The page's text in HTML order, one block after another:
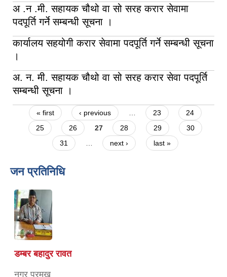
अ .न .मी. सहायक चौथो वा सो सरह करार सेवामा
पदपूर्ति गर्ने सम्बन्धी सूचना ।
कार्यालय सहयोगी करार सेवामा पदपूर्ति गर्ने सम्बन्धी सूचना
।
अ. न. मी. सहायक चौथो वा सो सरह करार सेवा पदपूर्ति
सम्बन्धी सूचना ।
Pages
« first ‹ previous … 23
24
25
26 27 28 29
30
31
… next › last »
जन प्रतिनिधि
डम्बर बहादुर रावत
नगर प्रमुख